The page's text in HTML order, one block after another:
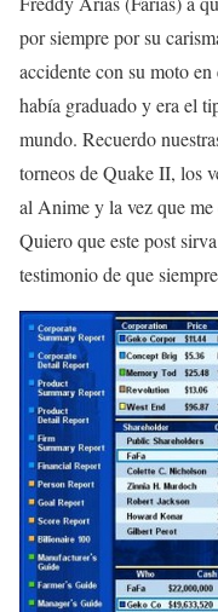
por siempre por su
accidente con su moto
había graduado y era el
mundo. Recuerdo
torneos de Quake II, los
al Anime y la vez que
Quiero que este post
testimonio de que